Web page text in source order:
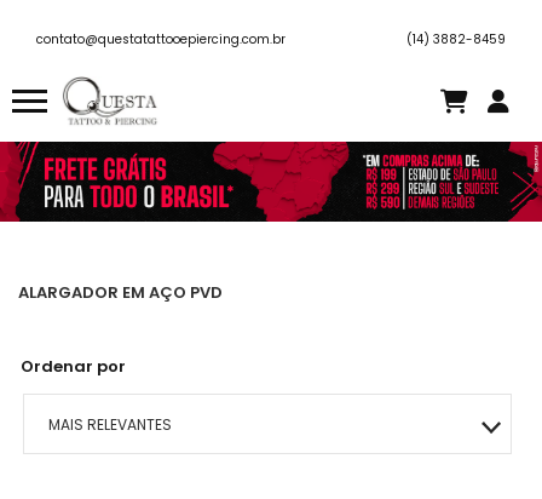
contato@questatattooepiercing.com.br (14) 3882-8459
ALARGADOR EM AÇO PVD
Ordenar por
MAIS RELEVANTES